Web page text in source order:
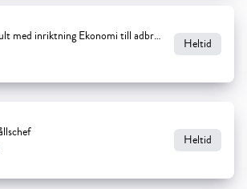
IT-konsult med inriktning Ekonomi till adbriq
Heltid
Heltid